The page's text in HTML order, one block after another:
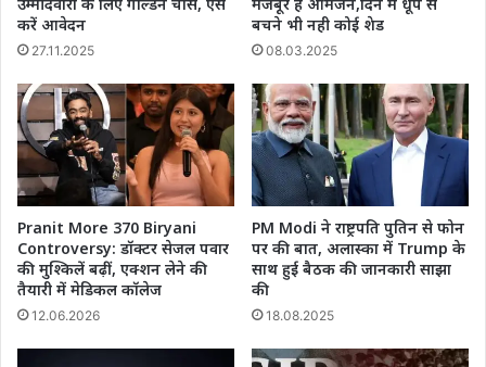
करें आवेदन
27.11.2025
बचने भी नही कोई शेड
08.03.2025
Pranit More 370 Biryani
Controversy: डॉक्टर सेजल पवार
की मुश्किलें बढ़ीं, एक्शन लेने की
तैयारी में मेडिकल कॉलेज
12.06.2026
PM Modi ने राष्ट्रपति पुतिन से फोन
पर की बात, अलास्का में Trump के
साथ हुई बैठक की जानकारी साझा
की
18.08.2025